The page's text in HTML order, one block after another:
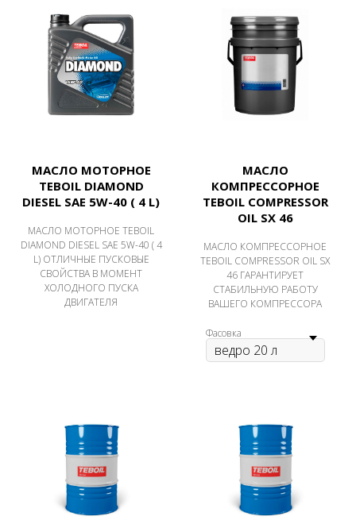
МАСЛО МОТОРНОЕ
TEBOIL DIAMOND
DIESEL SAE 5W-40 ( 4 L)
МАСЛО МОТОРНОЕ TEBOIL
DIAMOND DIESEL SAE 5W-40 ( 4
L) ОТЛИЧНЫЕ ПУСКОВЫЕ
СВОЙСТВА В МОМЕНТ
ХОЛОДНОГО ПУСКА
ДВИГАТЕЛЯ
МАСЛО
КОМПРЕССОРНОЕ
TEBOIL COMPRESSOR
OIL SX 46
МАСЛО КОМПРЕССОРНОЕ
TEBOIL COMPRESSOR OIL SX
46 ГАРАНТИРУЕТ
СТАБИЛЬНУЮ РАБОТУ
ВАШЕГО КОМПРЕССОРА
Фасовка